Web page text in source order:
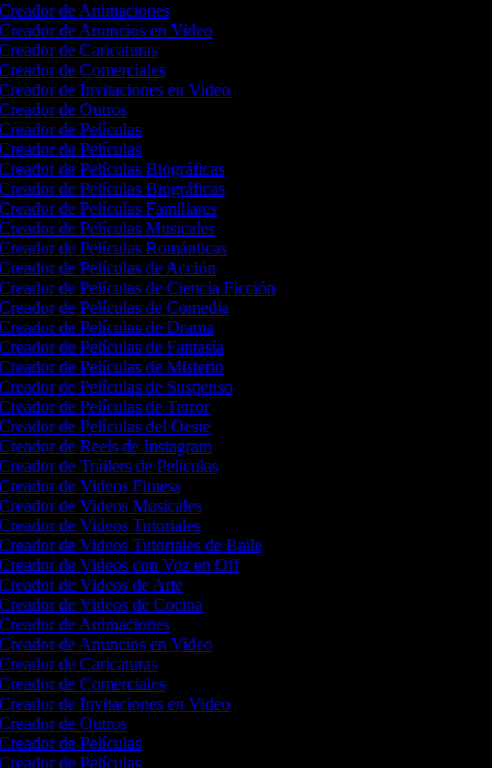
de Animaciones
de Anuncios en Video
de Caricaturas
de Comerciales
de Invitaciones en Video
de Outros
de Películas
de Películas
de Películas Biográficas
de Películas Biográficas
de Películas Familiares
de Películas Musicales
de Películas Románticas
de Películas de Acción
de Películas de Ciencia Ficción
de Películas de Comedia
de Películas de Drama
de Películas de Fantasía
de Películas de Misterio
de Películas de Suspenso
de Películas de Terror
de Películas del Oeste
de Reels de Instagram
de Tráilers de Películas
de Videos Fitness
de Videos Musicales
de Videos Tutoriales
de Videos Tutoriales de Baile
de Videos con Voz en Off
de Videos de Arte
de Videos de Cocina
de Animaciones
de Anuncios en Video
de Caricaturas
de Comerciales
de Invitaciones en Video
de Outros
de Películas
de Películas